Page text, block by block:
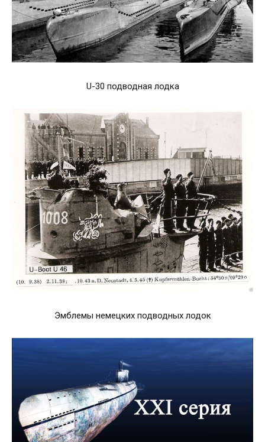
U-30 подводная лодка
Эмблемы немецких подводных лодок